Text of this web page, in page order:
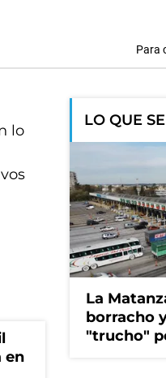
Para
lo
en
LO QUE
La
borracho
"trucho"